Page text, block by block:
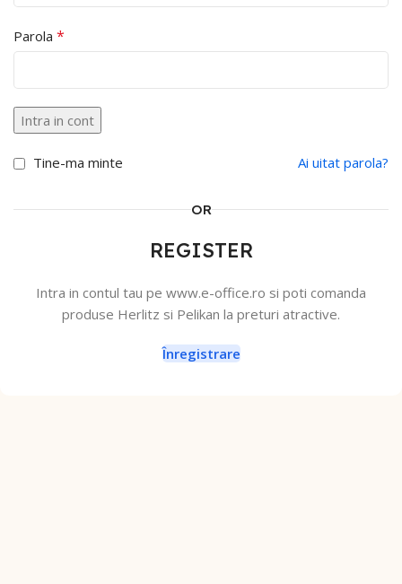
Parola *
Intra in cont
Ai uitat parola?
Tine-ma minte
OR
REGISTER
Intra in contul tau pe www.e-office.ro si poti comanda
produse Herlitz si Pelikan la preturi atractive.
Înregistrare